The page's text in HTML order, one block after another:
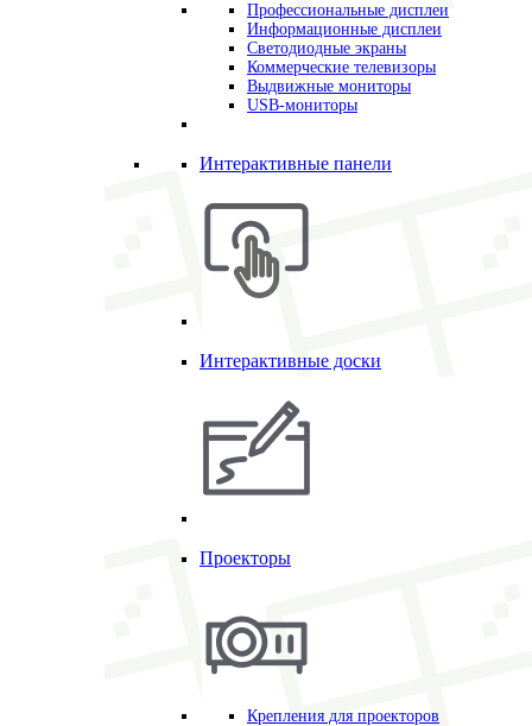
Профессиональные дисплеи
Информационные дисплеи
Светодиодные экраны
Коммерческие телевизоры
Выдвижные мониторы
USB-мониторы
Интерактивные панели
Интерактивные доски
Проекторы
Крепления для проекторов